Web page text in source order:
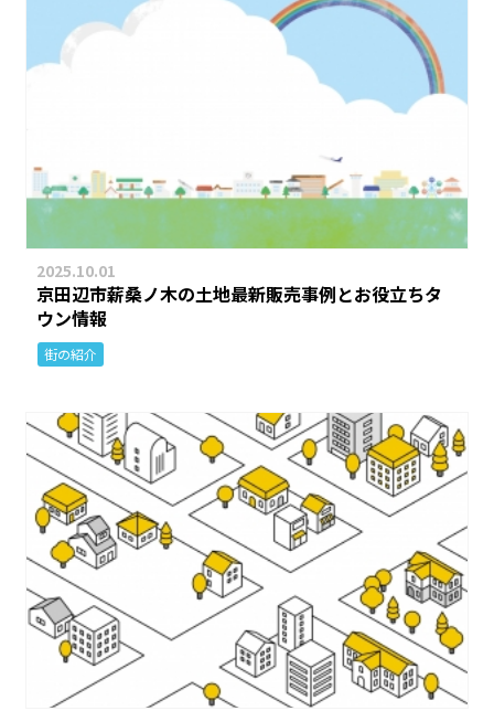
2025.10.01
京田辺市薪桑ノ木の土地最新販売事例とお役立ちタ
ウン情報
街の紹介